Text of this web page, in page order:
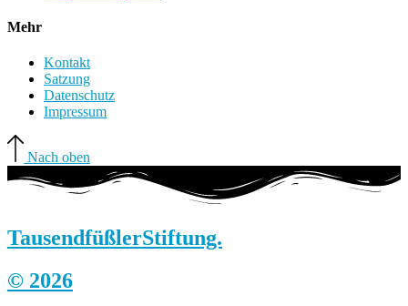
Mehr
Kontakt
Satzung
Datenschutz
Impressum
Nach oben
TausendfüßlerStiftung.
© 2026